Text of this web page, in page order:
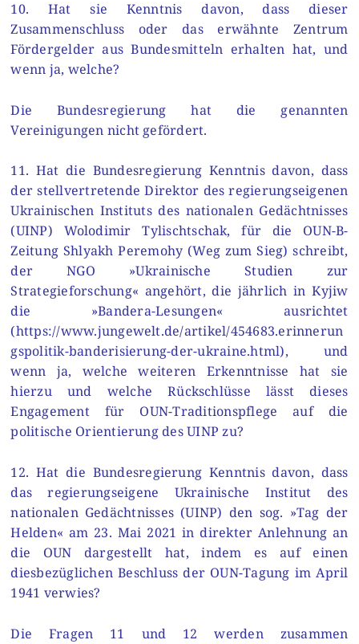
10. Hat sie Kenntnis davon, dass dieser
Zusammenschluss oder das erwähnte Zentrum
Fördergelder aus Bundesmitteln erhalten hat, und
wenn ja, welche?
Die Bundesregierung hat die genannten
Vereinigungen nicht gefördert.
11. Hat die Bundesregierung Kenntnis davon, dass
der stellvertretende Direktor des regierungseigenen
Ukrainischen Instituts des nationalen Gedächtnisses
(UINP) Wolodimir Tylischtschak, für die OUN-B-
Zeitung ­Shlyakh Peremohy (Weg zum Sieg) schreibt,
der NGO »Ukrainische Studien zur
Strategieforschung« angehört, die jährlich in Kyjiw
die »Bandera-Lesungen« ausrichtet
(https://www.jungewelt.de/artikel/454683.erinnerun
gspolitik-banderisierung-der-ukraine.html), und
wenn ja, welche weiteren Erkenntnisse hat sie
hierzu und welche Rückschlüsse lässt dieses
Engagement für OUN-Traditionspflege auf die
politische Orientierung des UINP zu?
12. Hat die Bundesregierung Kenntnis davon, dass
das regierungseigene Ukrainische Institut des
nationalen Gedächtnisses (UINP) den sog. »Tag der
Helden« am 23. Mai 2021 in direkter Anlehnung an
die OUN dargestellt hat, indem es auf einen
diesbezüglichen Beschluss der OUN-Tagung im April
1941 verwies?
Die Fragen 11 und 12 werden zusammen